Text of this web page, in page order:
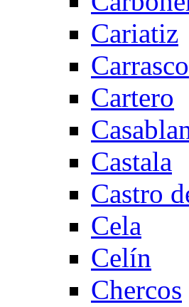
Cariatiz
Carrasco
Cartero
Castala
Castro
Cela
Celín
Chercos